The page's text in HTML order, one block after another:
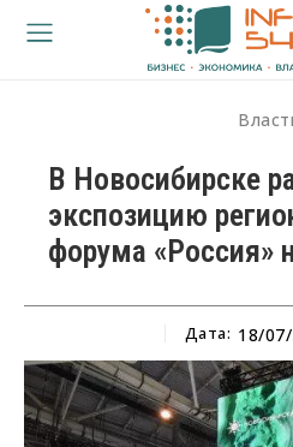
В Новосибирске
экспозицию
форума «Россия»
Дата: 18/